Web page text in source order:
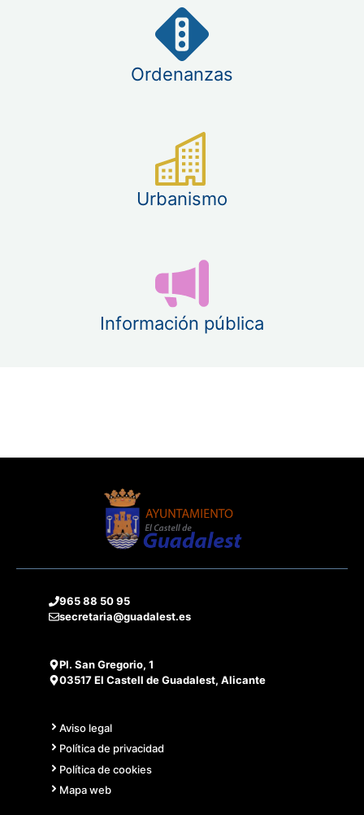
Ordenanzas
Urbanismo
Información pública
965 88 50 95
secretaria@guadalest.es
Pl. San Gregorio, 1
03517 El Castell de Guadalest, Alicante
Aviso legal
Política de privacidad
Política de cookies
Mapa web